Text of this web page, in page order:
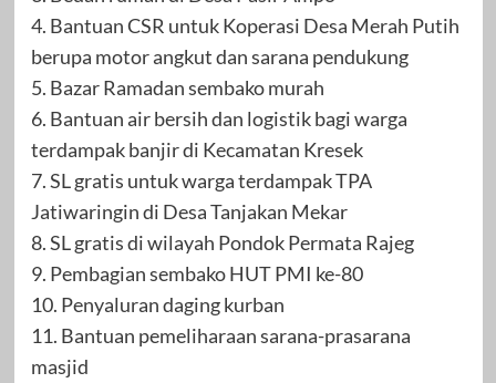
4. Bantuan CSR untuk Koperasi Desa Merah Putih
berupa motor angkut dan sarana pendukung
5. Bazar Ramadan sembako murah
6. Bantuan air bersih dan logistik bagi warga
terdampak banjir di Kecamatan Kresek
7. SL gratis untuk warga terdampak TPA
Jatiwaringin di Desa Tanjakan Mekar
8. SL gratis di wilayah Pondok Permata Rajeg
9. Pembagian sembako HUT PMI ke-80
10. Penyaluran daging kurban
11. Bantuan pemeliharaan sarana-prasarana
masjid